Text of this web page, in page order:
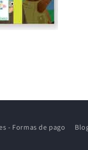
- Formas de pago